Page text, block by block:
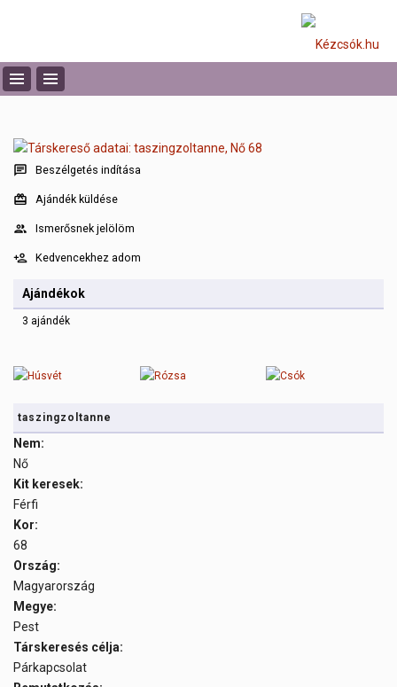
Beszélgetés indítása
Ajándék küldése
Ismerősnek jelölöm
Kedvencekhez adom
Ajándékok
3 ajándék
taszingzoltanne
Nem:
Nő
Kit keresek:
Férfi
Kor:
68
Ország:
Magyarország
Megye:
Pest
Társkeresés célja:
Párkapcsolat